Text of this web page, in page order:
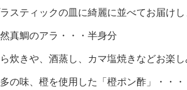
ティックの皿に綺麗に並べてお届けし
真鯛のアラ・・・半身分
きや、酒蒸し、カマ塩焼きなどお楽し
の味、橙を使用した「橙ポン酢」・・・